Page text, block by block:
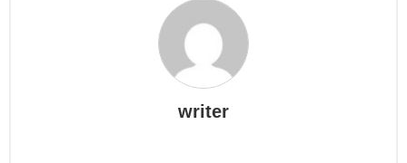
デカキンさんは、もともと「にしやん」として芸人をして
いた経歴があるのをご存じでしょうか？
その頃に築いた人間関係を大切にしてきたデカキンさん、
体重で傾く観覧車
デカキンさんの妄想と曲解による思い違い
writer